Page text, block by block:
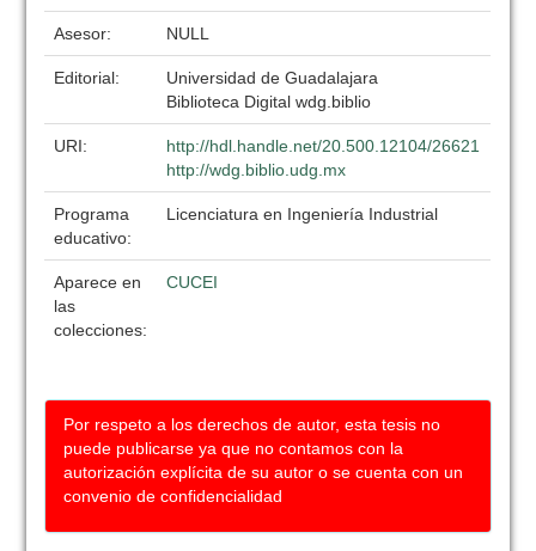
Asesor: NULL
Editorial:
Universidad de Guadalajara
Biblioteca Digital wdg.biblio
URI:
http://hdl.handle.net/20.500.12104/26621
http://wdg.biblio.udg.mx
Programa
educativo:
Licenciatura en Ingeniería Industrial
Aparece en
las
colecciones:
CUCEI
Por respeto a los derechos de autor, esta tesis no
puede publicarse ya que no contamos con la
autorización explícita de su autor o se cuenta con un
convenio de confidencialidad